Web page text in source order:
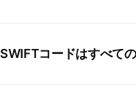
SWIFTコードはすべて